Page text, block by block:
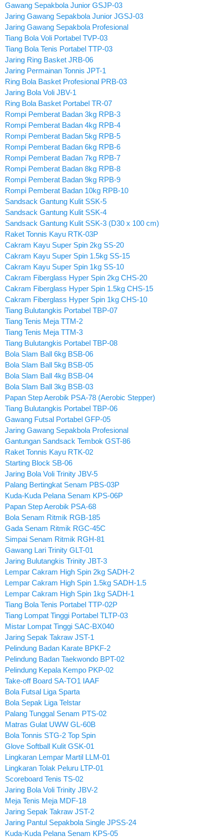
Gawang Sepakbola Junior GSJP-03
Jaring Gawang Sepakbola Junior JGSJ-03
Jaring Gawang Sepakbola Profesional
Tiang Bola Voli Portabel TVP-03
Tiang Bola Tenis Portabel TTP-03
Jaring Ring Basket JRB-06
Jaring Permainan Tonnis JPT-1
Ring Bola Basket Profesional PRB-03
Jaring Bola Voli JBV-1
Ring Bola Basket Portabel TR-07
Rompi Pemberat Badan 3kg RPB-3
Rompi Pemberat Badan 4kg RPB-4
Rompi Pemberat Badan 5kg RPB-5
Rompi Pemberat Badan 6kg RPB-6
Rompi Pemberat Badan 7kg RPB-7
Rompi Pemberat Badan 8kg RPB-8
Rompi Pemberat Badan 9kg RPB-9
Rompi Pemberat Badan 10kg RPB-10
Sandsack Gantung Kulit SSK-5
Sandsack Gantung Kulit SSK-4
Sandsack Gantung Kulit SSK-3 (D30 x 100 cm)
Raket Tonnis Kayu RTK-03P
Cakram Kayu Super Spin 2kg SS-20
Cakram Kayu Super Spin 1.5kg SS-15
Cakram Kayu Super Spin 1kg SS-10
Cakram Fiberglass Hyper Spin 2kg CHS-20
Cakram Fiberglass Hyper Spin 1.5kg CHS-15
Cakram Fiberglass Hyper Spin 1kg CHS-10
Tiang Bulutangkis Portabel TBP-07
Tiang Tenis Meja TTM-2
Tiang Tenis Meja TTM-3
Tiang Bulutangkis Portabel TBP-08
Bola Slam Ball 6kg BSB-06
Bola Slam Ball 5kg BSB-05
Bola Slam Ball 4kg BSB-04
Bola Slam Ball 3kg BSB-03
Papan Step Aerobik PSA-78 (Aerobic Stepper)
Tiang Bulutangkis Portabel TBP-06
Gawang Futsal Portabel GFP-05
Jaring Gawang Sepakbola Profesional
Gantungan Sandsack Tembok GST-86
Raket Tonnis Kayu RTK-02
Starting Block SB-06
Jaring Bola Voli Trinity JBV-5
Palang Bertingkat Senam PBS-03P
Kuda-Kuda Pelana Senam KPS-06P
Papan Step Aerobik PSA-68
Bola Senam Ritmik RGB-185
Gada Senam Ritmik RGC-45C
Simpai Senam Ritmik RGH-81
Gawang Lari Trinity GLT-01
Jaring Bulutangkis Trinity JBT-3
Lempar Cakram High Spin 2kg SADH-2
Lempar Cakram High Spin 1.5kg SADH-1.5
Lempar Cakram High Spin 1kg SADH-1
Tiang Bola Tenis Portabel TTP-02P
Tiang Lompat Tinggi Portabel TLTP-03
Mistar Lompat Tinggi SAC-BX040
Jaring Sepak Takraw JST-1
Pelindung Badan Karate BPKF-2
Pelindung Badan Taekwondo BPT-02
Pelindung Kepala Kempo PKP-02
Take-off Board SA-TO1 IAAF
Bola Futsal Liga Sparta
Bola Sepak Liga Telstar
Palang Tunggal Senam PTS-02
Matras Gulat UWW GL-60B
Bola Tonnis STG-2 Top Spin
Glove Softball Kulit GSK-01
Lingkaran Lempar Martil LLM-01
Lingkaran Tolak Peluru LTP-01
Scoreboard Tenis TS-02
Jaring Bola Voli Trinity JBV-2
Meja Tenis Meja MDF-18
Jaring Sepak Takraw JST-2
Jaring Pantul Sepakbola Single JPSS-24
Kuda-Kuda Pelana Senam KPS-05